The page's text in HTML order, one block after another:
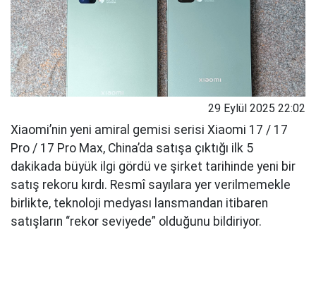
29 Eylül 2025 22:02
Xiaomi’nin yeni amiral gemisi serisi Xiaomi 17 / 17
Pro / 17 Pro Max, China’da satışa çıktığı ilk 5
dakikada büyük ilgi gördü ve şirket tarihinde yeni bir
satış rekoru kırdı. Resmî sayılara yer verilmemekle
birlikte, teknoloji medyası lansmandan itibaren
satışların “rekor seviyede” olduğunu bildiriyor.